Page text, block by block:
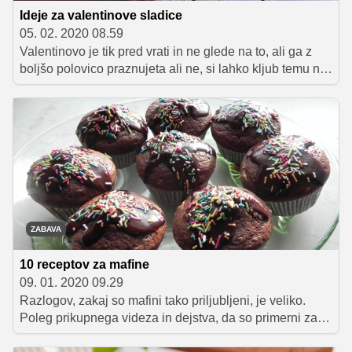
Ideje za valentinove sladice
05. 02. 2020 08.59
Valentinovo je tik pred vrati in ne glede na to, ali ga z
boljšo polovico praznujeta ali ne, si lahko kljub temu na
ta dan ali večer pripravita kakšno sladko presenečenje.
Tokrat predstavljamo nekaj idej, kjer imajo glavno vlogo
čokolada in jagode. Ideje lahko uporabita tudi za vajino
obletnico, rojstni dan ali kakšno drugo pomembno
obeležbo. Želimo vam sladko valentinovo!
ZABAVA
10 receptov za mafine
09. 01. 2020 09.29
Razlogov, zakaj so mafini tako priljubljeni, je veliko.
Poleg prikupnega videza in dejstva, da so primerni za
zabave, praznovanja in piknike, številne navdušuje tudi